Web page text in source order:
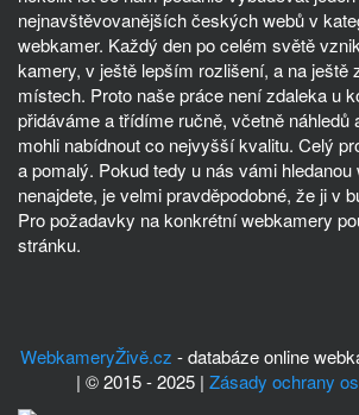
nejnavštěvovanějších českých webů v
webkamer. Každý den po celém světě
kamery, v ještě lepším rozlišení, a na ještě
místech. Proto naše práce není zdaleka u
přidáváme a třídíme ručně, včetně náhledů
mohli nabídnout co nejvyšší kvalitu. Celý
a pomalý. Pokud tedy u nás vámi hledanou
nenajdete, je velmi pravděpodobné, že ji v
Pro požadavky na konkrétní webkamery
stránku.
WebkameryŽivě.cz - databáze online
| © 2015 - 2025 | Zásady ochrany